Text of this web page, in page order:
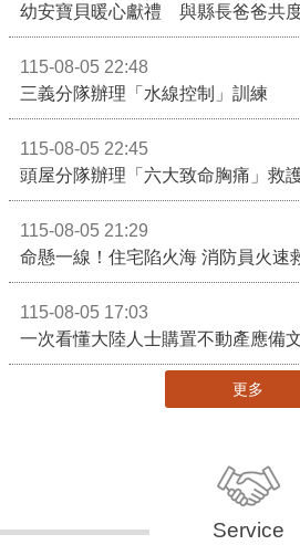
幼安寶貝暖心獻禮 與縣長爸爸共
115-08-05 22:48
三義分隊辦理「水線控制」訓練
115-08-05 22:45
115-08-05 21:29
命懸一線！住宅陷火海 消防員火速
115-08-05 17:03
一次看懂大陸人士購置不動產應備
更多